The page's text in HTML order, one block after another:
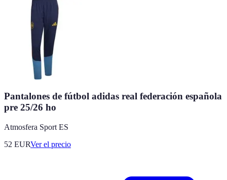
Pantalones de fútbol adidas real federación española
pre 25/26 ho
Atmosfera Sport ES
52 EURVer el precio